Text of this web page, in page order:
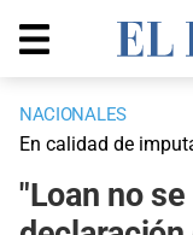
NACIONALES
En calidad de
"Loan no